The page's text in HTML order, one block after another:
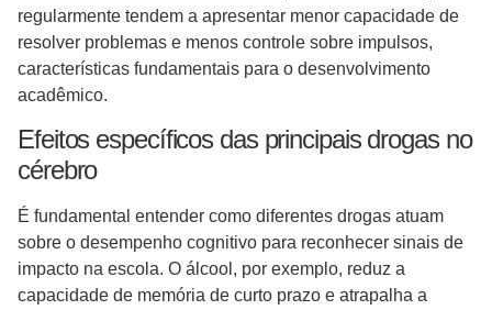
regularmente tendem a apresentar menor capacidade de
resolver problemas e menos controle sobre impulsos,
características fundamentais para o desenvolvimento
acadêmico.
Efeitos específicos das principais drogas no
cérebro
É fundamental entender como diferentes drogas atuam
sobre o desempenho cognitivo para reconhecer sinais de
impacto na escola. O álcool, por exemplo, reduz a
capacidade de memória de curto prazo e atrapalha a